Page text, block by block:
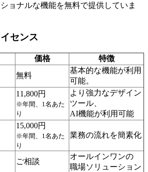
ョナルな機能を無料で提供していま
センス
価格
特徴
無料
基本的な機能が利用
可能。
11,800円
※年間、1名あた
り
より強力なデザイン
ツール、
AI機能が利用可能
15,000円
※年間、1名あた
り
業務の流れを簡素化
ご相談
オールインワンの
職場ソリューション